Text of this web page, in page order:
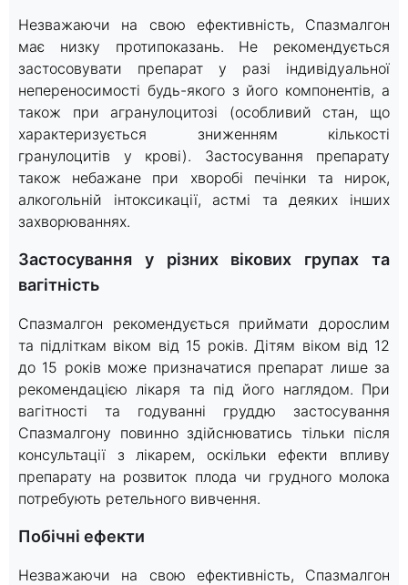
Незважаючи на свою ефективність, Спазмалгон
має низку протипоказань. Не рекомендується
застосовувати препарат у разі індивідуальної
непереносимості будь-якого з його компонентів, а
також при агранулоцитозі (особливий стан, що
характеризується зниженням кількості
гранулоцитів у крові). Застосування препарату
також небажане при хворобі печінки та нирок,
алкогольній інтоксикації, астмі та деяких інших
захворюваннях.
Застосування у різних вікових групах та
вагітність
Спазмалгон рекомендується приймати дорослим
та підліткам віком від 15 років. Дітям віком від 12
до 15 років може призначатися препарат лише за
рекомендацією лікаря та під його наглядом. При
вагітності та годуванні груддю застосування
Спазмалгону повинно здійснюватись тільки після
консультації з лікарем, оскільки ефекти впливу
препарату на розвиток плода чи грудного молока
потребують ретельного вивчення.
Побічні ефекти
Незважаючи на свою ефективність, Спазмалгон